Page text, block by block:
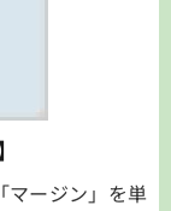
マージン」を単